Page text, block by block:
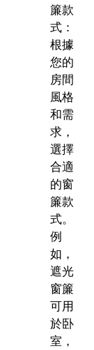
簾款
式：
根據
您的
房間
風格
和需
求，
選擇
合適
的窗
簾款
式。
例
如，
遮光
窗簾
可用
於卧
室，